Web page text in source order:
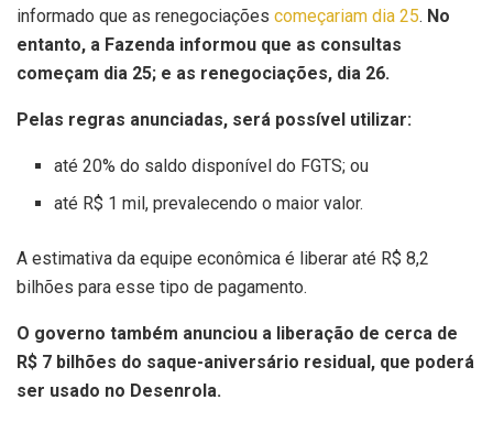
informado que as renegociações começariam dia 25. No
entanto, a Fazenda informou que as consultas
começam dia 25; e as renegociações, dia 26.
Pelas regras anunciadas, será possível utilizar:
até 20% do saldo disponível do FGTS; ou
até R$ 1 mil, prevalecendo o maior valor.
A estimativa da equipe econômica é liberar até R$ 8,2
bilhões para esse tipo de pagamento.
O governo também anunciou a liberação de cerca de
R$ 7 bilhões do saque-aniversário residual, que poderá
ser usado no Desenrola.